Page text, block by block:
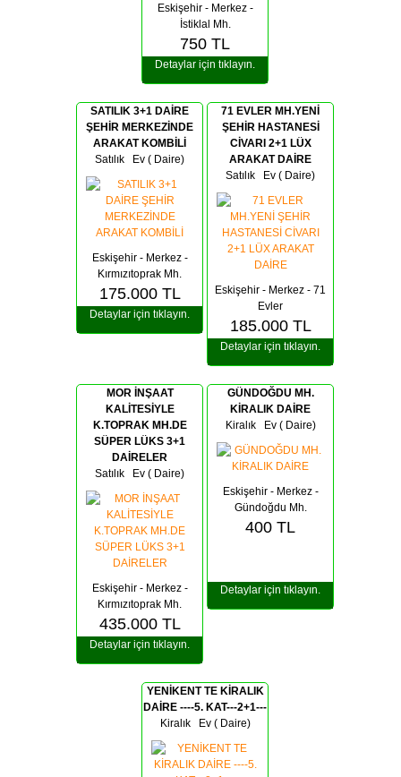
Eskişehir - Merkez -
İstiklal Mh.
750 TL
Detaylar için tıklayın.
SATILIK 3+1 DAİRE
ŞEHİR MERKEZİNDE
ARAKAT KOMBİLİ
Satılık Ev ( Daire)
Eskişehir - Merkez -
Kırmızıtoprak Mh.
175.000 TL
Detaylar için tıklayın.
71 EVLER MH.YENİ
ŞEHİR HASTANESİ
CİVARI 2+1 LÜX
ARAKAT DAİRE
Satılık Ev ( Daire)
Eskişehir - Merkez - 71
Evler
185.000 TL
Detaylar için tıklayın.
MOR İNŞAAT
KALİTESİYLE
K.TOPRAK MH.DE
SÜPER LÜKS 3+1
DAİRELER
Satılık Ev ( Daire)
Eskişehir - Merkez -
Kırmızıtoprak Mh.
435.000 TL
Detaylar için tıklayın.
GÜNDOĞDU MH.
KİRALIK DAİRE
KiralıkEv ( Daire)
Eskişehir - Merkez -
Gündoğdu Mh.
400 TL
Detaylar için tıklayın.
YENİKENT TE KİRALIK
DAİRE ----5. KAT---2+1---
KiralıkEv ( Daire)